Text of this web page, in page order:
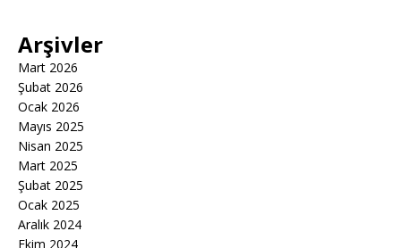
Arşivler
Mart 2026
Şubat 2026
Ocak 2026
Mayıs 2025
Nisan 2025
Mart 2025
Şubat 2025
Ocak 2025
Aralık 2024
Ekim 2024